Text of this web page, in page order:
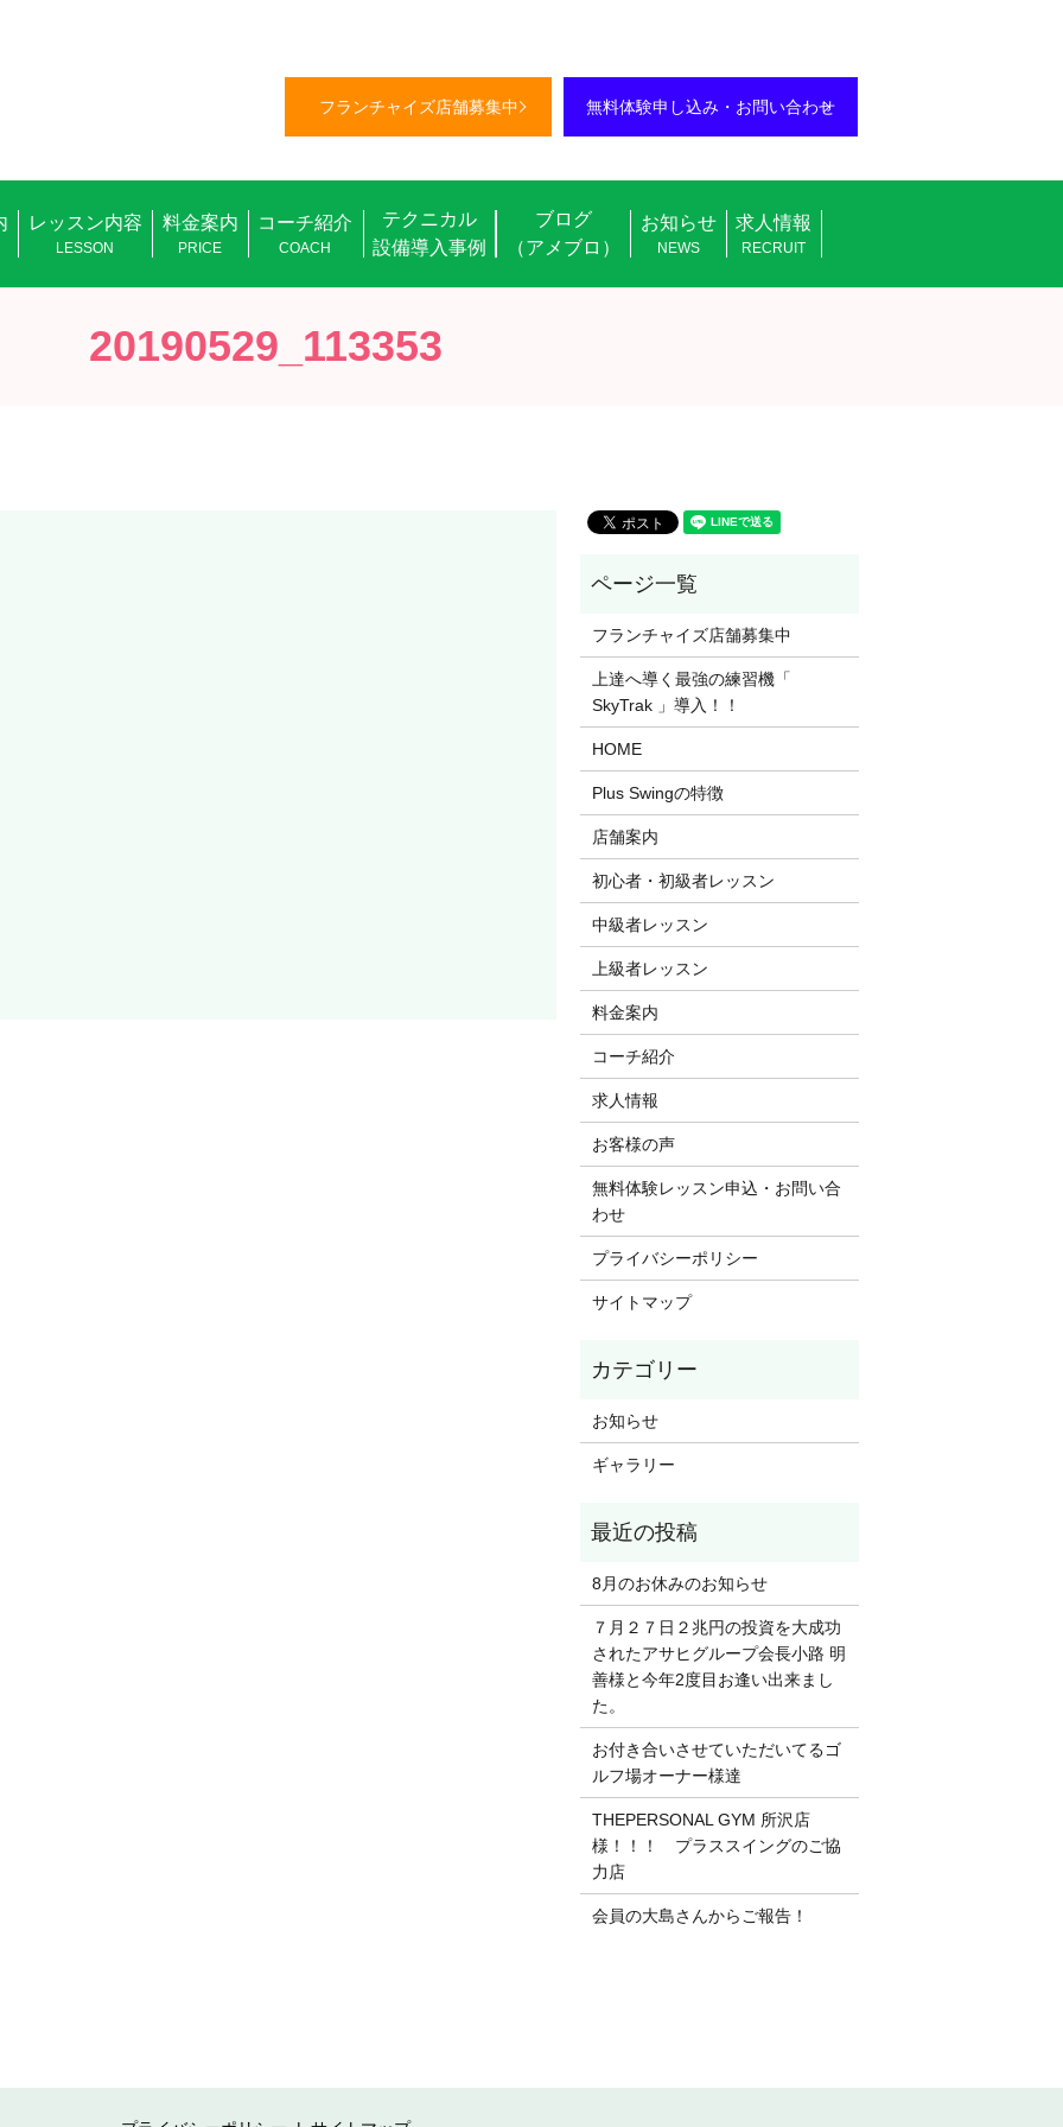
フランチャイズ店舗募集中 無料体験申し込み・お問い合わせ
レッスン内容
LESSON
料金案内
PRICE
コーチ紹介
COACH
テクニカル
設備導入事例
ブログ
（アメブロ）
お知らせ
NEWS
求人情報
RECRUIT
20190529_113353
フランチャイズ店舗募集中
上達へ導く最強の練習機「
SkyTrak 」導入！！
HOME
Plus Swingの特徴
店舗案内
初心者・初級者レッスン
中級者レッスン
上級者レッスン
料金案内
コーチ紹介
求人情報
お客様の声
無料体験レッスン申込・お問い合
わせ
プライバシーポリシー
サイトマップ
お知らせ
ギャラリー
8月のお休みのお知らせ
７月２７日２兆円の投資を大成功
されたアサヒグループ会長小路 明
善様と今年2度目お逢い出来まし
た。
お付き合いさせていただいてるゴ
ルフ場オーナー様達
THEPERSONAL GYM 所沢店
様！！！ プラススイングのご協
力店
会員の大島さんからご報告！